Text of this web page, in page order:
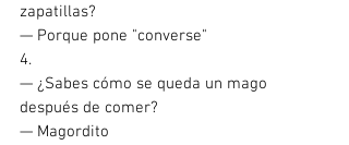
zapatillas?
— Porque pone "converse"
4.
— ¿Sabes cómo se queda un mago
después de comer?
— Magordito